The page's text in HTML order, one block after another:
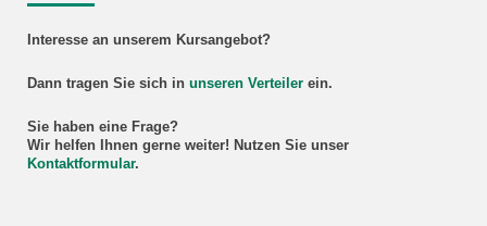
Interesse an unserem Kursangebot?
Dann tragen Sie sich in unseren Verteiler ein.
Sie haben eine Frage?
Wir helfen Ihnen gerne weiter! Nutzen Sie unser
Kontaktformular.